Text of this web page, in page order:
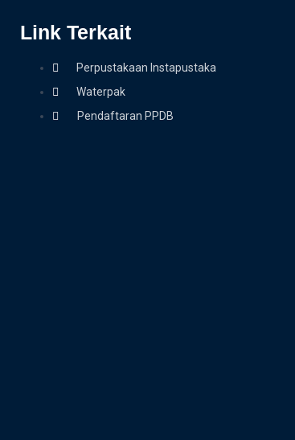
Link Terkait
Perpustakaan Instapustaka
Waterpak
Pendaftaran PPDB